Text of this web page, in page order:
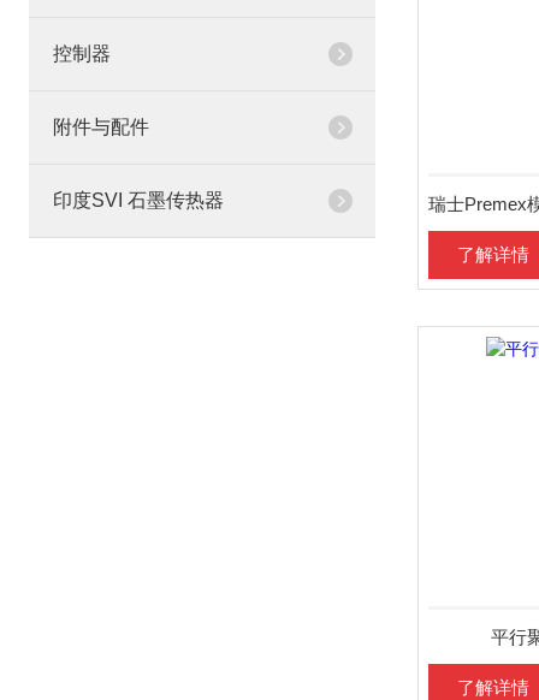
控制器
附件与配件
印度SVI 石墨传热器
了解详情
平行
了解详情